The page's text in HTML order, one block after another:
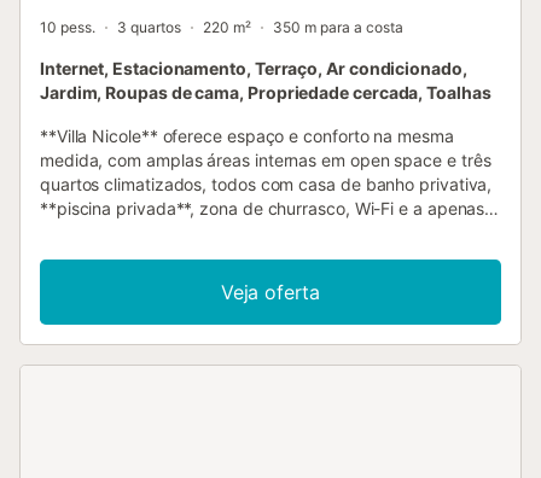
10 pess. 3 quartos 220 m² 350 m para a costa
Internet, Estacionamento, Terraço, Ar condicionado,
Jardim, Roupas de cama, Propriedade cercada, Toalhas
**Villa Nicole** oferece espaço e conforto na mesma
medida, com amplas áreas internas em open space e três
quartos climatizados, todos com casa de banho privativa,
**piscina privada**, zona de churrasco, Wi-Fi e a apenas
planeada com 210 m² de espaço interior ao mesmo nível,
sem escadas para subir; possui ar condicionado em todas
as divisões, um pátio elevado de 70 m² e a cozinha liga
diretamente ao terraço para refeições ao ar livre, bem
Veja oferta